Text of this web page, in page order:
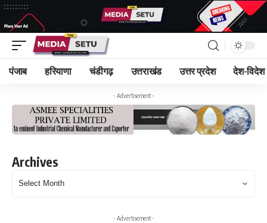
पंजाब हरियाणा चंडीगढ़ उत्तराखंड उत्तर प्रदेश देश-विदेश
- Advertisement -
Archives
- Advertisement -